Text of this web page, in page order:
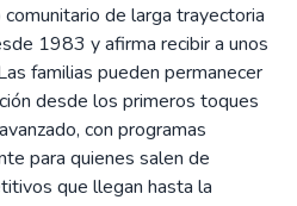
de larga trayectoria
1983 y afirma recibir a unos
familias pueden permanecer
desde los primeros toques
con programas
para quienes salen de
que llegan hasta la